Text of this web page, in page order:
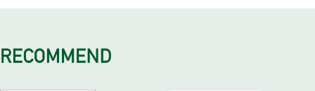
①【ノウハウ・ベネフィット】型
②【逆説・ネガティブ】型
第５郡：緊急と限定